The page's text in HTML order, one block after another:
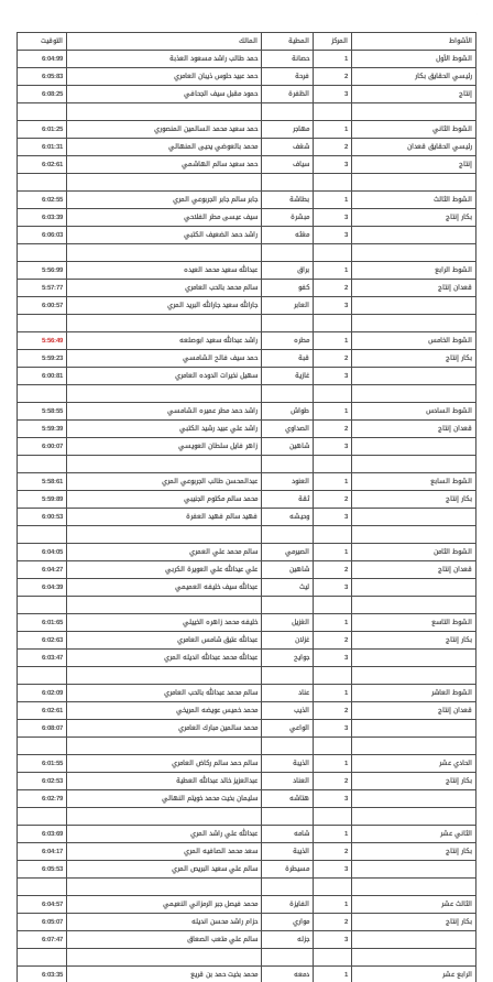
الأشواط المركز المطية المالك
التوقيت
الشوط الأول
1 حصانة حمد طالب راشد مسعود العذبة
6:04:99
رئيسي الحقايق بكار
2 فرحة حمد عبيد حلوس ذيبان العامري
6:05:83
إنتاج
3 الظفرة حمود مقبل سيف الجحافي 6:08:25
الشوط الثاني 1 مهاجر حمد سعيد محمد السالمين المنصوري
6:01:25
رئيسي الحقايق قعدان
2 شغف محمد بالعوضي يحيى المنهالي
6:01:31
إنتاج
3 سياف حمد سعيد سالم الهاشمي 6:02:61
الشوط الثالث 1 بطاشة جابر سالم جابر الجربوعي المري
6:02:55
بكار إنتاج
3 مبشرة سيف عيسى مطر الفلاحي
6:03:39
3
مغثه راشد حمد الضعيف الكتبي 6:06:03
الشوط الرابع 1 براق عبدالله سعيد محمد العيده
5:56:99
قعدان إنتاج
2 كفو سالم محمد بالحب العامري
5:57:77
3
العابر جارالله سعيد جارالله البريد المري 6:00:57
الشوط الخامس 1 مطره راشد عبدالله سعيد ابوصلعه
5:56:49
بكار إنتاج
2 قبة حمد سيف فالح الشامسي
5:59:23
3
غازية سهيل نخيرات الدوده العامري 6:00:81
الشوط السادس 1 طواش راشد حمد مطر عميره الشامسي
5:58:55
قعدان إنتاج
2 الصداوي راشد علي عبيد رشيد الكتبي
5:59:39
3
شاهين زاهر فايل سلطان العويسي 6:00:07
الشوط السابع 1 العنود عبدالمحسن طالب الجربوعي المري
5:58:61
بكار إنتاج
2 ثقة محمد سالم مكتوم الجنيبي
5:59:89
3
وحيشه فهيد سالم فهيد العفرة 6:00:53
الشوط الثامن 1 الصيرمي سالم محمد علي العمري
6:04:05
قعدان إنتاج
2 شاهين علي عيدالله علي العويرة الكربي
6:04:27
3
ليث عبدالله سيف خليفه العميمي 6:04:39
الشوط التاسع 1 الغزيل خليفه محمد زاهره الخييلي
6:01:65
بكار إنتاج
2 غزلان عبدالله عتيق شامس العامري
6:02:63
3
جوايح عبدالله محمد عبدالله انديله المري 6:03:47
الشوط العاشر 1 عناد سالم محمد عبدالله بالحب العامري
6:02:09
قعدان إنتاج
2 الذيب محمد خميس عويضه المريخي
6:02:61
3
الواعي محمد سالمين مبارك العامري 6:08:07
الحادي عشر 1 الذيبة سالم حمد سالم ركاض العامري
6:01:55
بكار إنتاج
2 العناد عبدالعزيز خالد عبدالله العطية
6:02:53
3
هتاشه سليمان بخيت محمد خويتم النهالي 6:02:79
الثاني عشر 1 شامه عبدالله علي راشد المري
6:03:69
بكار إنتاج
2 الذيبة سعد محمد الصافيه المري
6:04:17
3
مسيطرة سالم علي سعيد البريص المري 6:05:53
الثالث عشر 1 الفايزة محمد فيصل جبر الرمزاني النعيمي
6:04:57
بكار إنتاج
2 مواري حزام راشد محسن انديله
6:05:07
3
جزله سالم علي متعب الصعاق 6:07:47
الرابع عشر 1 دمعه محمد بخيت حمد بن قريع
6:03:35